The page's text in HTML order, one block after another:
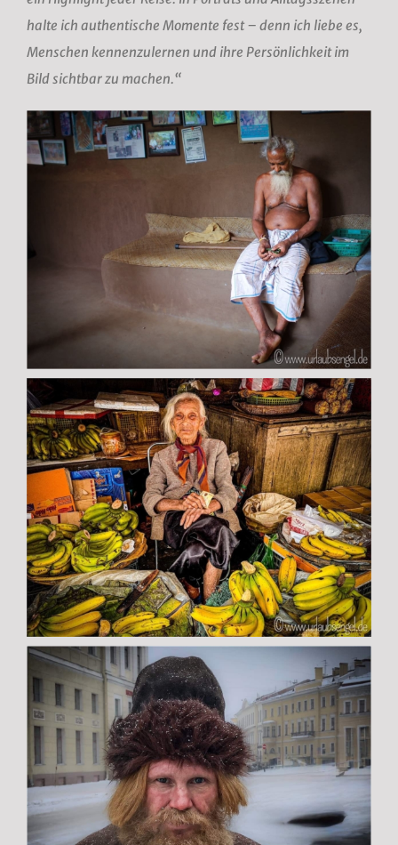
halte ich authentische Momente fest – denn ich liebe es,
Menschen kennenzulernen und ihre Persönlichkeit im
Bild sichtbar zu machen.“